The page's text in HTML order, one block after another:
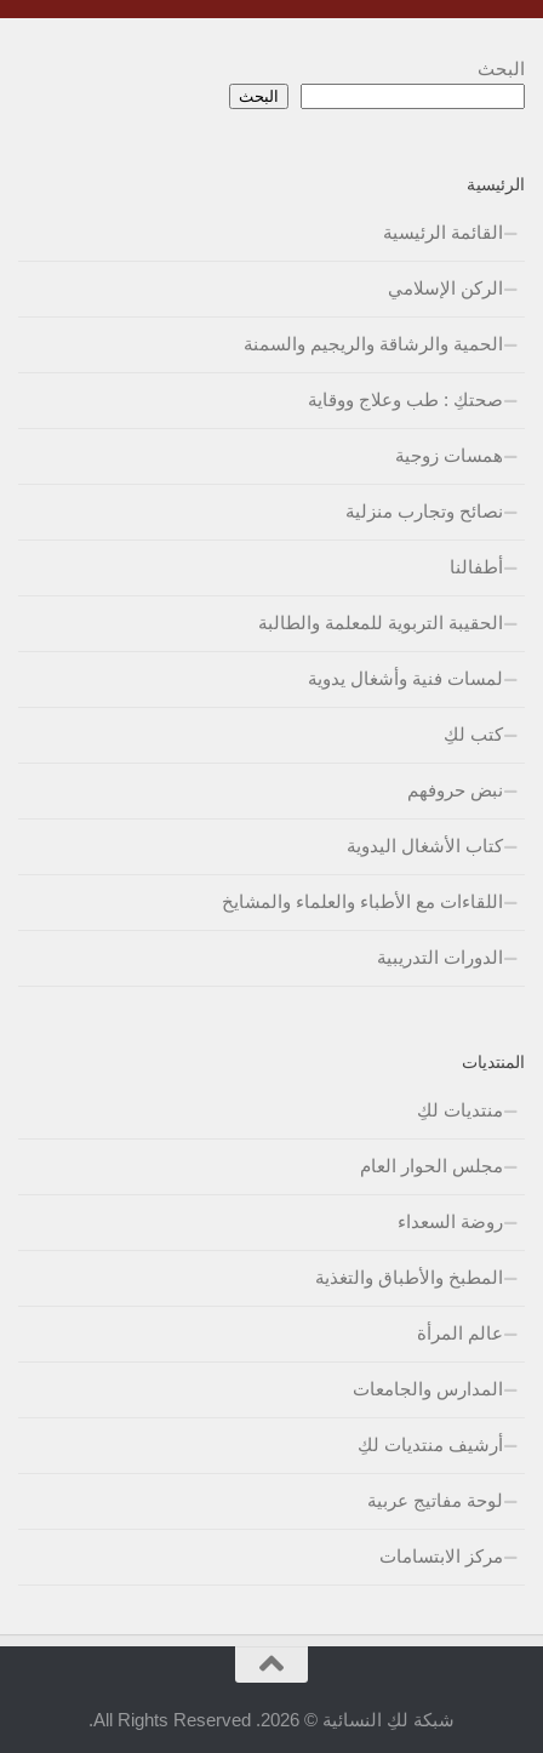
البحث
البحث
الرئيسية
القائمة الرئيسية
الركن الإسلامي
الحمية والرشاقة والريجيم والسمنة
صحتكِ : طب وعلاج ووقاية
همسات زوجية
نصائح وتجارب منزلية
أطفالنا
الحقيبة التربوية للمعلمة والطالبة
لمسات فنية وأشغال يدوية
كتب لكِ
نبض حروفهم
كتاب الأشغال اليدوية
اللقاءات مع الأطباء والعلماء والمشايخ
الدورات التدريبية
المنتديات
منتديات لكِ
مجلس الحوار العام
روضة السعداء
المطبخ والأطباق والتغذية
عالم المرأة
المدارس والجامعات
أرشيف منتديات لكِ
لوحة مفاتيج عربية
مركز الابتسامات
شبكة لكِ النسائية © 2026. All Rights Reserved.